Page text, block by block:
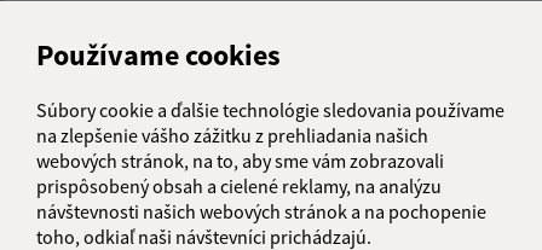
Používame cookies
Súbory cookie a ďalšie technológie sledovania používame
na zlepšenie vášho zážitku z prehliadania našich
webových stránok, na to, aby sme vám zobrazovali
prispôsobený obsah a cielené reklamy, na analýzu
návštevnosti našich webových stránok a na pochopenie
toho, odkiaľ naši návštevníci prichádzajú.